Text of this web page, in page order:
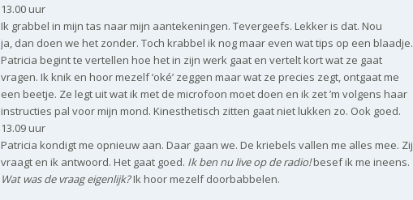
13.00 uur
Ik grabbel in mijn tas naar mijn aantekeningen. Tevergeefs. Lekker is dat. Nou
ja, dan doen we het zonder. Toch krabbel ik nog maar even wat tips op een blaadje.
Patricia begint te vertellen hoe het in zijn werk gaat en vertelt kort wat ze gaat
vragen. Ik knik en hoor mezelf ‘oké’ zeggen maar wat ze precies zegt, ontgaat me
een beetje. Ze legt uit wat ik met de microfoon moet doen en ik zet ’m volgens haar
instructies pal voor mijn mond. Kinesthetisch zitten gaat niet lukken zo. Ook goed.
13.09 uur
Patricia kondigt me opnieuw aan. Daar gaan we. De kriebels vallen me alles mee. Zij
vraagt en ik antwoord. Het gaat goed. Ik ben nu live op de radio!besef ik me ineens.
Wat was de vraag eigenlijk?Ik hoor mezelf doorbabbelen.